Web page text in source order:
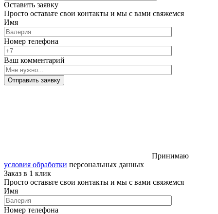
Оставить заявку
Просто оставьте свои контакты и мы с вами свяжемся
Имя
Номер телефона
Ваш комментарий
Отправить заявку
Принимаю
условия обработки персональных данных
Заказ в 1 клик
Просто оставьте свои контакты и мы с вами свяжемся
Имя
Номер телефона